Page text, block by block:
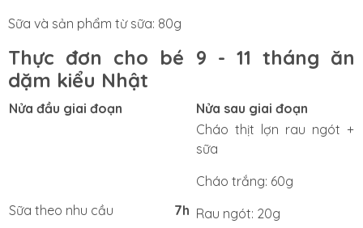
Sữa và sản phẩm từ sữa: 80g
Thực đơn cho bé 9 - 11 tháng ăn
dặm kiểu Nhật
Nửa đầu giai đoạn Nửa sau giai đoạn
Sữa theo nhu cầu 7h
Cháo thịt lợn rau ngót +
sữa
Cháo trắng: 60g
Rau ngót: 20g